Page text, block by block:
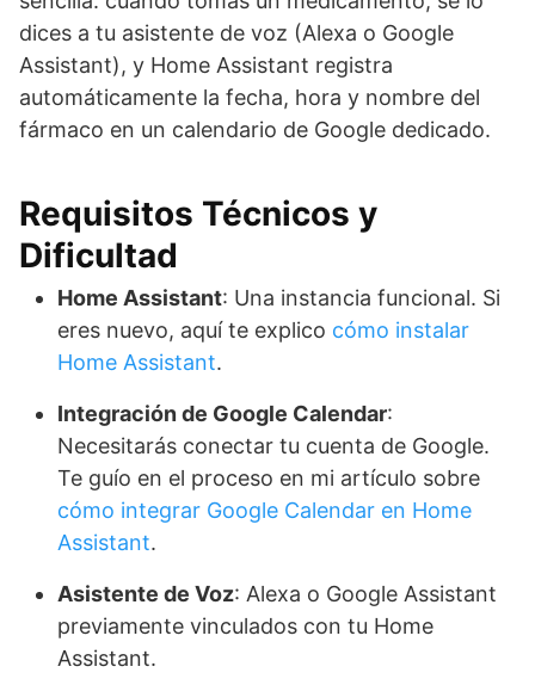
dices a tu asistente de voz (Alexa o Google
Assistant), y Home Assistant registra
automáticamente la fecha, hora y nombre del
fármaco en un calendario de Google dedicado.
Requisitos Técnicos y
Dificultad
Home Assistant: Una instancia funcional. Si
eres nuevo, aquí te explico cómo instalar
Home Assistant.
Integración de Google Calendar:
Necesitarás conectar tu cuenta de Google.
Te guío en el proceso en mi artículo sobre
cómo integrar Google Calendar en Home
Assistant.
Asistente de Voz: Alexa o Google Assistant
previamente vinculados con tu Home
Assistant.